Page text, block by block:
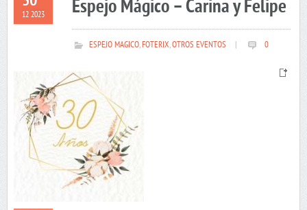
12 2023 Espejo Mágico – Carina y Felipe
ESPEJO MAGICO,FOTERIX,OTROS EVENTOS 0